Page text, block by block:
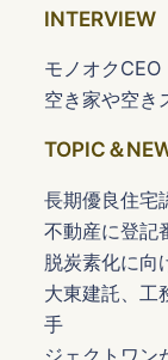
INTERVIEW
モノオク
空き家や空き
TOPIC＆
長期優良住宅
不動産に登記
脱炭素化に向
大東建託、工
手
ジェクトワン